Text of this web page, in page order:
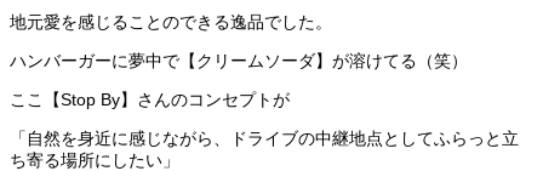
地元愛を感じることのできる逸品でした。
ハンバーガーに夢中で【クリームソーダ】が溶けてる（笑）
ここ【Stop By】さんのコンセプトが
「自然を身近に感じながら、ドライブの中継地点としてふらっと立
ち寄る場所にしたい」